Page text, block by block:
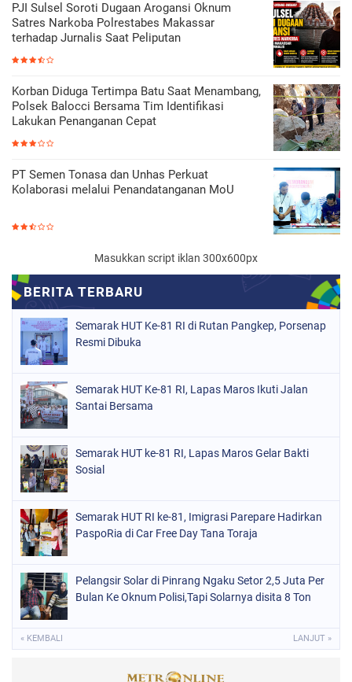
PJI Sulsel Soroti Dugaan Arogansi Oknum
Satres Narkoba Polrestabes Makassar
terhadap Jurnalis Saat Peliputan
Korban Diduga Tertimpa Batu Saat Menambang,
Polsek Balocci Bersama Tim Identifikasi
Lakukan Penanganan Cepat
PT Semen Tonasa dan Unhas Perkuat
Kolaborasi melalui Penandatanganan MoU
Masukkan script iklan 300x600px
Semarak HUT Ke-81 RI di Rutan Pangkep, Porsenap
Resmi Dibuka
Semarak HUT Ke-81 RI, Lapas Maros Ikuti Jalan
Santai Bersama
Semarak HUT ke-81 RI, Lapas Maros Gelar Bakti
Sosial
Semarak HUT RI ke-81, Imigrasi Parepare Hadirkan
PaspoRia di Car Free Day Tana Toraja
Pelangsir Solar di Pinrang Ngaku Setor 2,5 Juta Per
Bulan Ke Oknum Polisi,Tapi Solarnya disita 8 Ton
« KEMBALI LANJUT »